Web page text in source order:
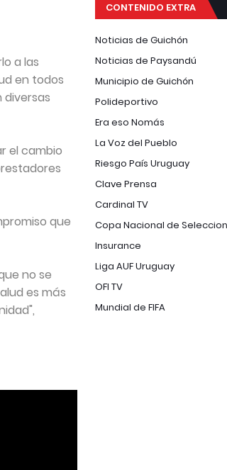
a las
en todos
diversas
el cambio
que
no se
es más
CONTENIDO EXTRA
Noticias de Guichón
Noticias de Paysandú
Municipio de Guichón
Polideportivo
Era eso Nomás
La Voz del Pueblo
Riesgo País Uruguay
Clave Prensa
Cardinal TV
Copa Nacional de
Insurance
Liga AUF Uruguay
OFI TV
Mundial de FIFA